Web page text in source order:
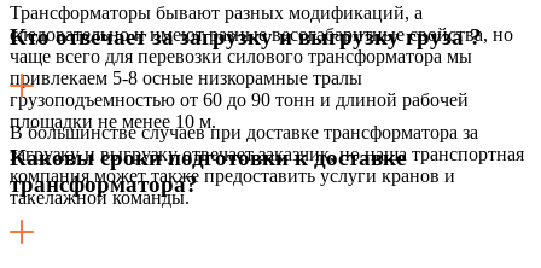
Трансформаторы бывают разных модификаций, а
следовательно и имеют разные весогабаритные свойства, но
чаще всего для перевозки силового трансформатора мы
привлекаем 5-8 осные низкорамные тралы
грузоподъемностью от 60 до 90 тонн и длиной рабочей
площадки не менее 10 м.
Кто отвечает за загрузку и выгрузку груза ?
В большинстве случаев при доставке трансформатора за
загрузку и выгрузку отвечает заказчик, но наша транспортная
компания может также предоставить услуги кранов и
такелажной команды.
Каковы сроки подготовки к доставке
трансформатора?